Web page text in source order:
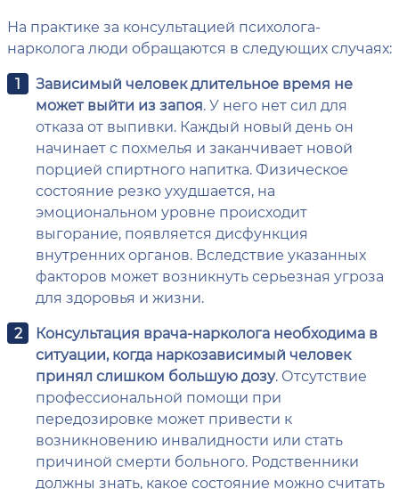
На практике за консультацией психолога-
нарколога люди обращаются в следующих случаях:
Зависимый человек длительное время не
может выйти из запоя. У него нет сил для
отказа от выпивки. Каждый новый день он
начинает с похмелья и заканчивает новой
порцией спиртного напитка. Физическое
состояние резко ухудшается, на
эмоциональном уровне происходит
выгорание, появляется дисфункция
внутренних органов. Вследствие указанных
факторов может возникнуть серьезная угроза
для здоровья и жизни.
Консультация врача-нарколога необходима в
ситуации, когда наркозависимый человек
принял слишком большую дозу. Отсутствие
профессиональной помощи при
передозировке может привести к
возникновению инвалидности или стать
причиной смерти больного. Родственники
должны знать, какое состояние можно считать